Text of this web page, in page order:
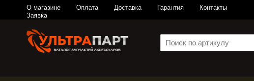
О магазине Оплата Доставка Гарантия
Контакты
Заявка